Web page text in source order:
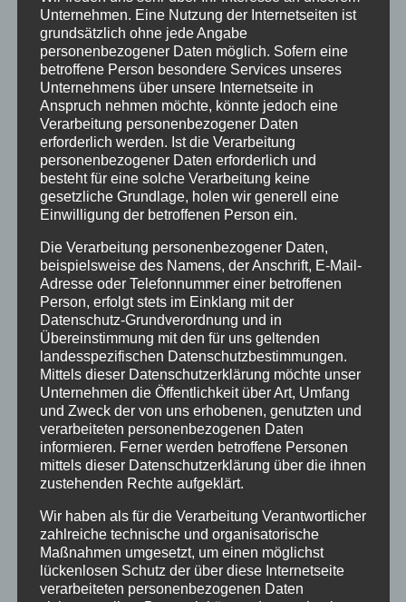
digital realisiert.
Darüber hinaus wurden die Bestückung
von Produktionsaufträgen, das Erstellen
von Picklisten sowie der Packlisten unter
Berücksichtigung von Maß, Gewicht und
Rückmeldung ergänzt.
Unser langjähriger Partner TRISTAR
Menden setzte diese in die ERP
integrierte Anforderung unter Nutzung
mobiler Endgeräte um.
Die mobile Datenerfassung (MDE) ist live
in das Warenwirtschaftssystem integriert
und bildet einen weiteren wichtigen
Baustein in der Digitalisierung.
70 Jahre Erfahrung
Dez. 1, 2020|News
Unternehmen. Eine Nutzung der Internetseiten ist
grundsätzlich ohne jede Angabe
personenbezogener Daten möglich. Sofern eine
betroffene Person besondere Services unseres
Unternehmens über unsere Internetseite in
Anspruch nehmen möchte, könnte jedoch eine
Verarbeitung personenbezogener Daten
erforderlich werden. Ist die Verarbeitung
personenbezogener Daten erforderlich und
besteht für eine solche Verarbeitung keine
gesetzliche Grundlage, holen wir generell eine
Einwilligung der betroffenen Person ein.
Die Verarbeitung personenbezogener Daten,
beispielsweise des Namens, der Anschrift, E-Mail-
Adresse oder Telefonnummer einer betroffenen
Person, erfolgt stets im Einklang mit der
Datenschutz-Grundverordnung und in
Übereinstimmung mit den für uns geltenden
landesspezifischen Datenschutzbestimmungen.
Mittels dieser Datenschutzerklärung möchte unser
Unternehmen die Öffentlichkeit über Art, Umfang
und Zweck der von uns erhobenen, genutzten und
verarbeiteten personenbezogenen Daten
informieren. Ferner werden betroffene Personen
mittels dieser Datenschutzerklärung über die ihnen
zustehenden Rechte aufgeklärt.
Wir haben als für die Verarbeitung Verantwortlicher
zahlreiche technische und organisatorische
Maßnahmen umgesetzt, um einen möglichst
lückenlosen Schutz der über diese Internetseite
verarbeiteten personenbezogenen Daten